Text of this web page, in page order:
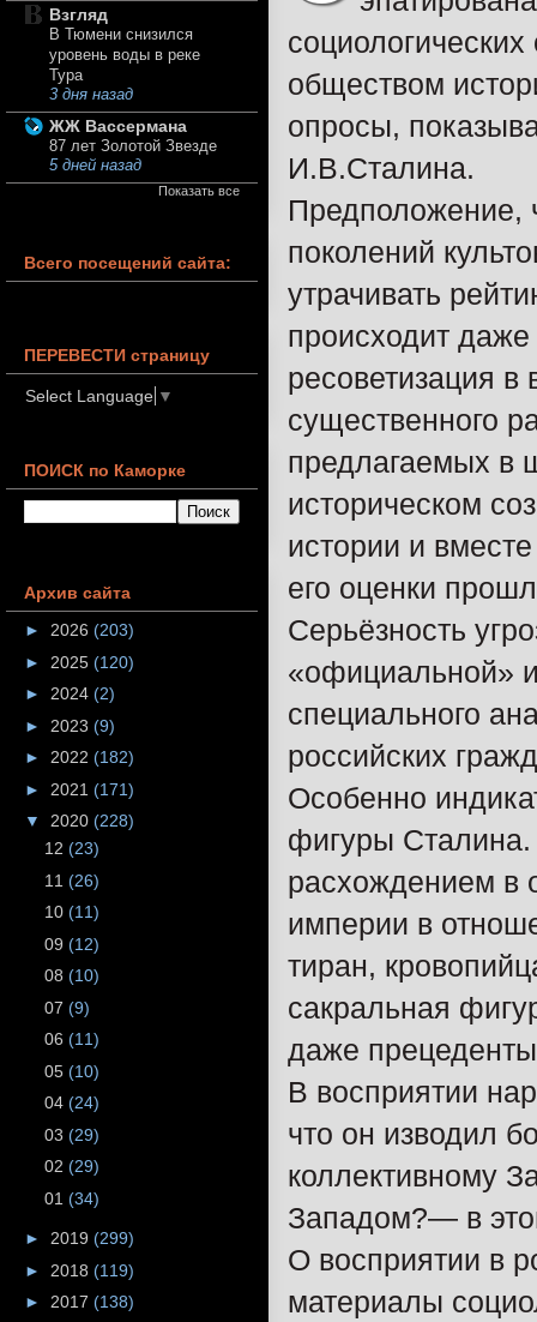
обществом
опросы,
И.В.Сталина.
Предположение,
поколений
утрачивать
происходит
ресоветизация в
существенного
предлагаемых в
историческом
истории и
его оценки
Серьёзность
«официальной»
специального
российских
Особенно
фигуры
расхождением в
империи в
тиран,
сакральная
даже прецеденты
В восприятии
что он изводил
коллективному
Западом?— в
О восприятии в
материалы
Взгляд
В Тюмени снизился
уровень воды в реке
Тура
3 дня назад
ЖЖ Вассермана
87 лет Золотой Звезде
5 дней назад
Показать все
Всего посещений сайта:
ПЕРЕВЕСТИ страницу
Select Language ▼
ПОИСК по Каморке
Архив сайта
► 2026 (203)
► 2025 (120)
► 2024 (2)
► 2023 (9)
► 2022 (182)
► 2021 (171)
▼ 2020 (228)
12 (23)
11 (26)
10 (11)
09 (12)
08 (10)
07 (9)
06 (11)
05 (10)
04 (24)
03 (29)
02 (29)
01 (34)
► 2019 (299)
► 2018 (119)
► 2017 (138)